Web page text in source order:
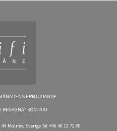
ERBJUDANDE
BEGAGNAT KONTAKT
Malmö, Sverige Tel.+46 40 12 72 90